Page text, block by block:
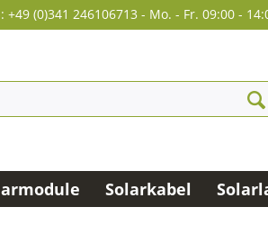
+49 (0)341 246106713 - Mo. - Fr. 09:00 -
Solarkabel